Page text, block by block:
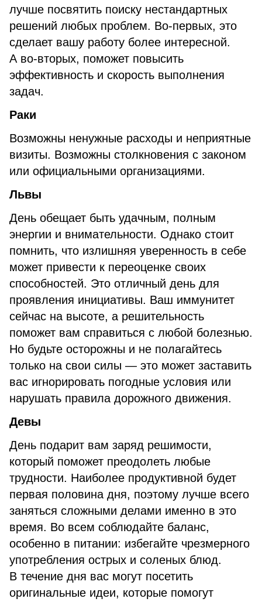
лучше посвятить поиску нестандартных
решений любых проблем. Во-первых, это
сделает вашу работу более интересной.
А во-вторых, поможет повысить
эффективность и скорость выполнения
задач.
Раки
Возможны ненужные расходы и неприятные
визиты. Возможны столкновения с законом
или официальными организациями.
Львы
День обещает быть удачным, полным
энергии и внимательности. Однако стоит
помнить, что излишняя уверенность в себе
может привести к переоценке своих
способностей. Это отличный день для
проявления инициативы. Ваш иммунитет
сейчас на высоте, а решительность
поможет вам справиться с любой болезнью.
Но будьте осторожны и не полагайтесь
только на свои силы — это может заставить
вас игнорировать погодные условия или
нарушать правила дорожного движения.
Девы
День подарит вам заряд решимости,
который поможет преодолеть любые
трудности. Наиболее продуктивной будет
первая половина дня, поэтому лучше всего
заняться сложными делами именно в это
время. Во всем соблюдайте баланс,
особенно в питании: избегайте чрезмерного
употребления острых и соленых блюд.
В течение дня вас могут посетить
оригинальные идеи, которые помогут